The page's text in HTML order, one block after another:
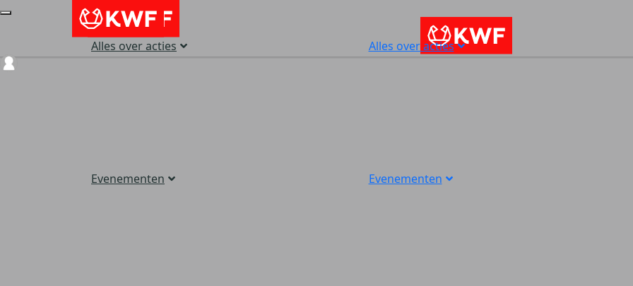
Alles over acties
Evenementen
Alles over acties
Evenementen